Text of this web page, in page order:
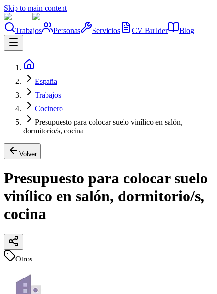
Skip to main content
Trabajos Personas Servicios CV Builder Blog
España
Trabajos
Cocinero
Presupuesto para colocar suelo vinílico en salón,
dormitorio/s, cocina
Volver
Presupuesto para colocar suelo
vinílico en salón, dormitorio/s,
cocina
Otros